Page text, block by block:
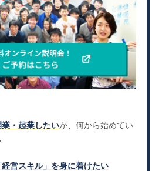
・起業したいが、何から始めてい
経営スキル」を身に着けたい